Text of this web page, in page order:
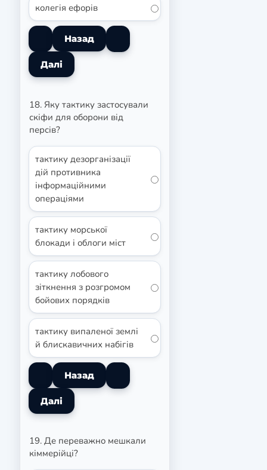
колегія ефорів
18. Яку тактику застосували
скіфи для оборони від
персів?
тактику дезорганізації
дій противника
інформаційними
операціями
тактику морської
блокади і облоги міст
тактику лобового
зіткнення з розгромом
бойових порядків
тактику випаленої землі
й блискавичних набігів
19. Де переважно мешкали
кіммерійці?